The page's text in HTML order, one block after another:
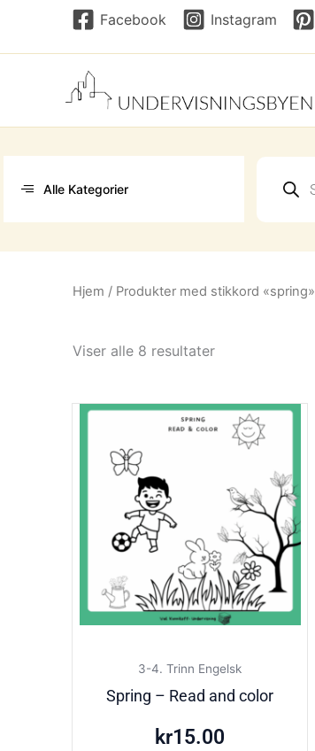
til
Facebook Instagram
Alle Kategorier
search
Hjem / Produkter med stikkord «spring»
Viser alle 8 resultateretter
3-4. Trinn Engelsk
Spring – Read and color
kr15.00